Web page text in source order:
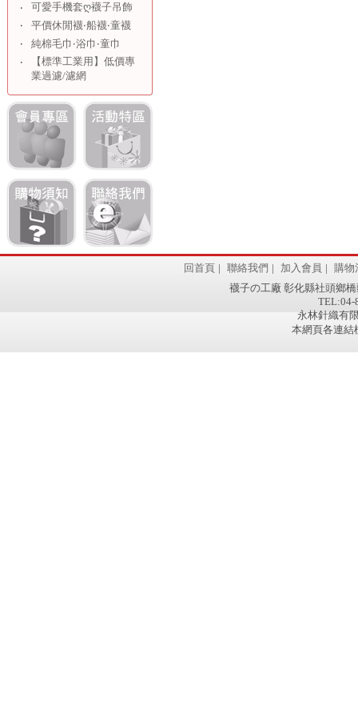
‧
可愛手機套ღ襪子吊飾
‧
平價休閒襪‧船襪‧童襪
‧
純棉毛巾‧浴巾‧童巾
‧
【標準工業用】低價專
業過濾/濾網
回首頁 | 聯絡我們 | 加入會員 | 購物
襪子の工廠 彰化縣社頭鄉
TEL:04-
永林針織有
本網頁各連結